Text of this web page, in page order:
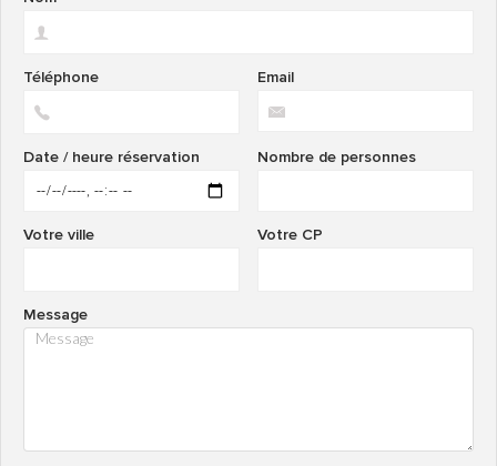
Email
Téléphone
Nombre de personnes
Date / heure réservation
Votre CP
Votre ville
Message